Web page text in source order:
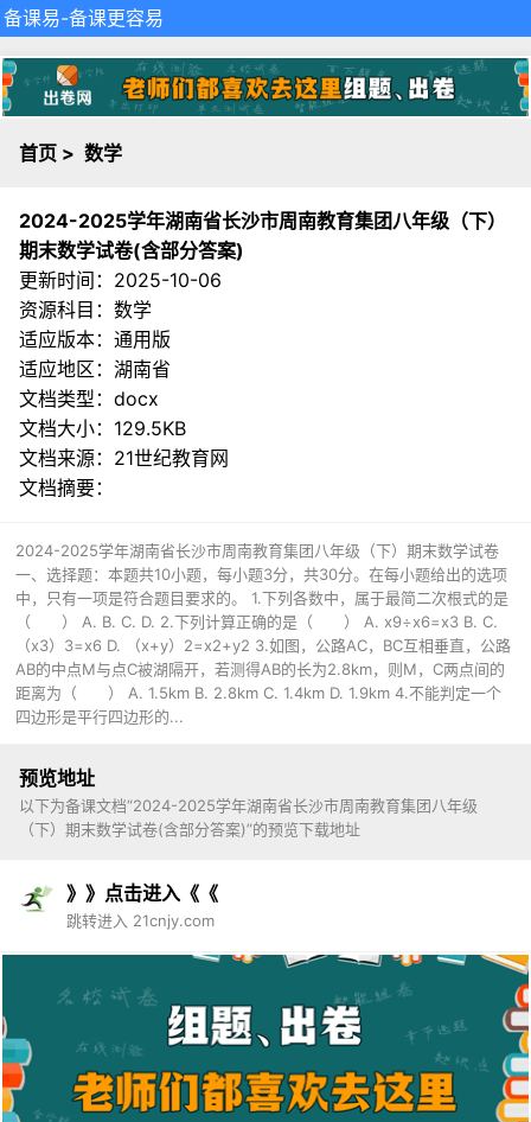
备课易-备课更容易
首页 > 数学
2024-2025学年湖南省长沙市周南教育集团八年级（下）
期末数学试卷(含部分答案)
更新时间：2025-10-06
资源科目：数学
适应版本：通用版
适应地区：湖南省
文档类型：docx
文档大小：129.5KB
文档来源： 21世纪教育网
文档摘要：
2024-2025学年湖南省长沙市周南教育集团八年级（下）期末数学试卷
一、选择题：本题共10小题，每小题3分，共30分。在每小题给出的选项
中，只有一项是符合题目要求的。 1.下列各数中，属于最简二次根式的是
（ ） A. B. C. D. 2.下列计算正确的是（ ） A. x9÷x6=x3 B. C.
（x3）3=x6 D. （x+y）2=x2+y2 3.如图，公路AC，BC互相垂直，公路
AB的中点M与点C被湖隔开，若测得AB的长为2.8km，则M，C两点间的
距离为（ ） A. 1.5km B. 2.8km C. 1.4km D. 1.9km 4.不能判定一个
四边形是平行四边形的...
预览地址
以下为备课文档“2024-2025学年湖南省长沙市周南教育集团八年级
（下）期末数学试卷(含部分答案)”的预览下载地址
》》点击进入《《
跳转进入 21cnjy.com